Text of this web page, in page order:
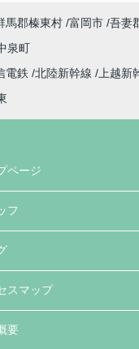
馬郡榛東村 富岡市 吾妻
泉町
電鉄 北陸新幹線
上越新
ページ
フ
スマップ
要